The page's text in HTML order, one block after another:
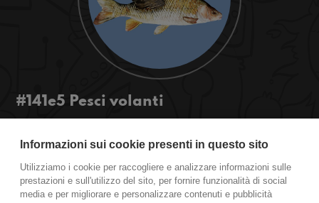
#141e5 Pesci volanti
come un gabbiano per scappare sotto gli occhi
#OkkinSu www.radioimmaginaria.it
Informazioni sui cookie presenti in questo sito
Utilizziamo i cookie per raccogliere e analizzare informazioni sulle
prestazioni e sull'utilizzo del sito, per fornire funzionalità di social
media e per migliorare e personalizzare contenuti e pubblicità